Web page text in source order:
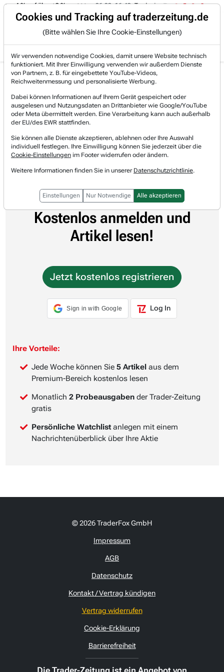
Trading-Room
-4 % auf über +3 %. 06.08. 16:49 Trade des Tages 06.08.
Gratis Account Login
Home Newsticker Trader-Zeitung Agentic
Earnings-Call Transkripte
Original-Transkript des Earnings-Calls – Levi St...
Original-Transkript des Earnings-
Calls – Levi Strauss & Co (Q2 2026)
Trader-Zeitung Agentic
Kostenlos anmelden und
Artikel lesen!
Jetzt kostenlos registrieren
Sign in with Google Log In
Ihre Vorteile:
Jede Woche können Sie 5 Artikel aus dem
Premium-Bereich kostenlos lesen
Monatlich 2 Probeausgaben der Trader-Zeitung
gratis
Persönliche Watchlist anlegen mit einem
Nachrichtenüberblick über Ihre Aktie
© 2026 TraderFox GmbH
Impressum
AGB
Datenschutz
Kontakt / Vertrag kündigen
Vertrag widerrufen
Cookie-Erklärung
Barrierefreiheit
Cookies und Tracking auf traderzeitung.de
(Bitte wählen Sie Ihre Cookie-Einstellungen)
Wir verwenden notwendige Cookies, damit unsere Website technisch
funktioniert. Mit Ihrer Einwilligung verwenden wir außerdem Dienste
von Partnern, z. B. für eingebettete YouTube-Videos,
Reichweitenmessung und personalisierte Werbung.
Dabei können Informationen auf Ihrem Gerät gespeichert oder
ausgelesen und Nutzungsdaten an Drittanbieter wie Google/YouTube
oder Meta übermittelt werden. Eine Verarbeitung kann auch außerhalb
der EU/des EWR stattfinden.
Sie können alle Dienste akzeptieren, ablehnen oder Ihre Auswahl
individuell festlegen. Ihre Einwilligung können Sie jederzeit über die
Cookie-Einstellungen im Footer widerrufen oder ändern.
Weitere Informationen finden Sie in unserer Datenschutzrichtlinie.
Einstellungen Nur Notwendige Alle akzeptieren